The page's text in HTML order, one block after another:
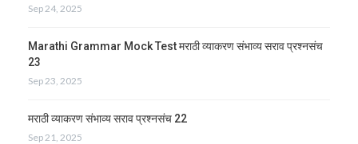
Sep 24, 2025
Marathi Grammar Mock Test मराठी व्याकरण संभाव्य सराव प्रश्नसंच
23
Sep 23, 2025
मराठी व्याकरण संभाव्य सराव प्रश्नसंच 22
Sep 21, 2025